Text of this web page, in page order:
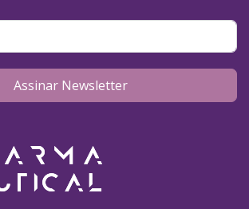
Assinar Newsletter